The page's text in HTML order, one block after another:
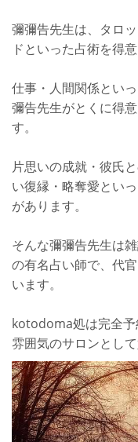
彌彌告先生は、タロ
ドといった占術を得
仕事・人間関係とい
彌告先生がとくに得
す。
片思いの成就・彼氏
い復縁・略奪愛とい
があります。
そんな彌彌告先生は
の有名占い師で、代
います。
kotodoma処は完全予
雰囲気のサロンとして